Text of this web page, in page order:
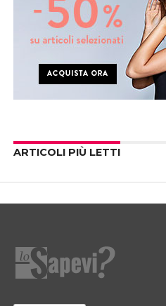
ARTICOLI PIÙ LETTI